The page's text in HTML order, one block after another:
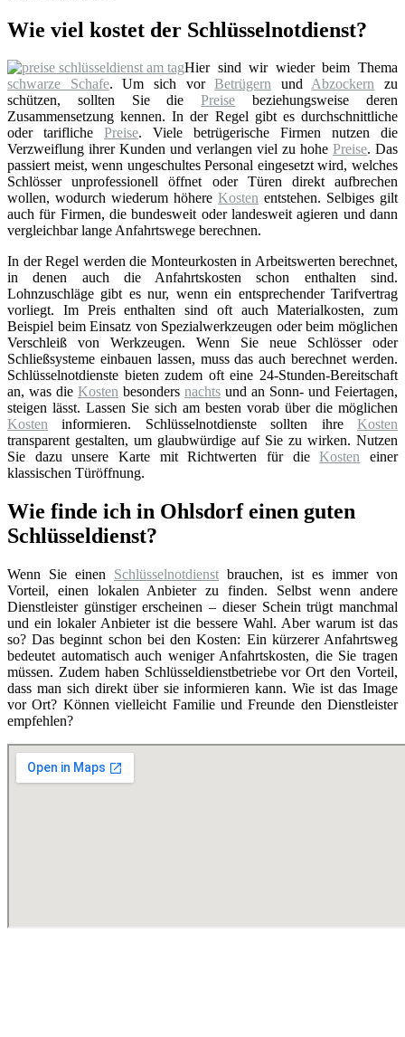
Wie viel kostet der Schlüsselnotdienst?
Hier sind wir wieder beim Thema
schwarze Schafe. Um sich vorBetrügern undAbzockern zu
schützen, sollten Sie diePreise beziehungsweise deren
Zusammensetzung kennen. In der Regel gibt es durchschnittliche
oder tarifliche Preise. Viele betrügerische Firmen nutzen die
Verzweiflung ihrer Kunden und verlangen viel zu hohe Preise. Das
passiert meist, wenn ungeschultes Personal eingesetzt wird, welches
Schlösser unprofessionell öffnet oder Türen direkt aufbrechen
wollen, wodurch wiederum höhere Kosten entstehen. Selbiges gilt
auch für Firmen, die bundesweit oder landesweit agieren und dann
vergleichbar lange Anfahrtswege berechnen.
In der Regel werden die Monteurkosten in Arbeitswerten berechnet,
in denen auch die Anfahrtskosten schon enthalten sind.
Lohnzuschläge gibt es nur, wenn ein entsprechender Tarifvertrag
vorliegt. Im Preis enthalten sind oft auch Materialkosten, zum
Beispiel beim Einsatz von Spezialwerkzeugen oder beim möglichen
Verschleiß von Werkzeugen. Wenn Sie neue Schlösser oder
Schließsysteme einbauen lassen, muss das auch berechnet werden.
Schlüsselnotdienste bieten zudem oft eine 24-Stunden-Bereitschaft
an, was die Kosten besonders nachts und an Sonn- und Feiertagen,
steigen lässt. Lassen Sie sich am besten vorab über die möglichen
Kosten informieren. Schlüsselnotdienste sollten ihre Kosten
transparent gestalten, um glaubwürdige auf Sie zu wirken. Nutzen
Sie dazu unsere Karte mit Richtwerten für dieKosten einer
klassischen Türöffnung.
Wie finde ich in Ohlsdorf einen guten
Schlüsseldienst?
Wenn Sie einen Schlüsselnotdienst brauchen, ist es immer von
Vorteil, einen lokalen Anbieter zu finden. Selbst wenn andere
Dienstleister günstiger erscheinen – dieser Schein trügt manchmal
und ein lokaler Anbieter ist die bessere Wahl. Aber warum ist das
so? Das beginnt schon bei den Kosten: Ein kürzerer Anfahrtsweg
bedeutet automatisch auch weniger Anfahrtskosten, die Sie tragen
müssen. Zudem haben Schlüsseldienstbetriebe vor Ort den Vorteil,
dass man sich direkt über sie informieren kann. Wie ist das Image
vor Ort? Können vielleicht Familie und Freunde den Dienstleister
empfehlen?